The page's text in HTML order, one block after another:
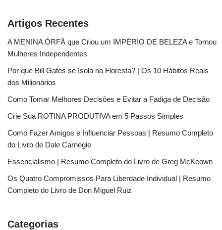
Artigos Recentes
A MENINA ÓRFÃ que Criou um IMPÉRIO DE BELEZA e Tornou
Mulheres Independentes
Por que Bill Gates se Isola na Floresta? | Os 10 Hábitos Reais
dos Milionários
Como Tomar Melhores Decisões e Evitar a Fadiga de Decisão
Crie Sua ROTINA PRODUTIVA em 5 Passos Simples
Como Fazer Amigos e Influenciar Pessoas | Resumo Completo
do Livro de Dale Carnegie
Essencialismo | Resumo Completo do Livro de Greg McKeown
Os Quatro Compromissos Para Liberdade Individual | Resumo
Completo do Livro de Don Miguel Ruiz
Categorias